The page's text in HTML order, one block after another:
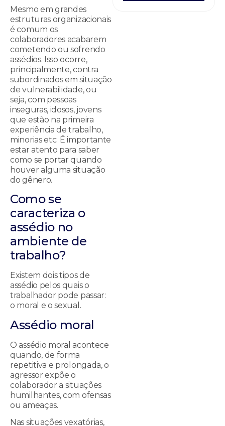
Mesmo em grandes
estruturas organizacionais
é comum os
colaboradores acabarem
cometendo ou sofrendo
assédios. Isso ocorre,
principalmente, contra
subordinados em situação
de vulnerabilidade, ou
seja, com pessoas
inseguras, idosos, jovens
que estão na primeira
experiência de trabalho,
minorias etc. É importante
estar atento para saber
como se portar quando
houver alguma situação
do gênero.
Como se
caracteriza o
assédio no
ambiente de
trabalho?
Existem dois tipos de
assédio pelos quais o
trabalhador pode passar:
o moral e o sexual.
Assédio moral
O assédio moral acontece
quando, de forma
repetitiva e prolongada, o
agressor expõe o
colaborador a situações
humilhantes, com ofensas
ou ameaças.
Nas situações vexatórias,